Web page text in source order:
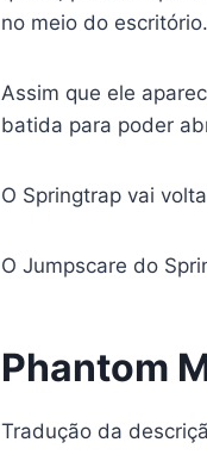
no meio do escritório.
Assim que ele
batida para poder
O Springtrap vai
O Jumpscare do
Phantom
Tradução da